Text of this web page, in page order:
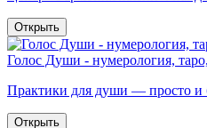
Открыть
Голос Души - нумерология,
Практики для души — просто и
Открыть